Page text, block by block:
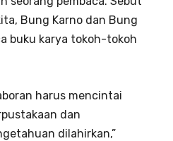
Bung Karno dan Bung
buku karya tokoh-tokoh
harus mencintai
dan
dilahirkan,”